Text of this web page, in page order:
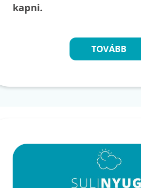
kapni.
TOVÁBB